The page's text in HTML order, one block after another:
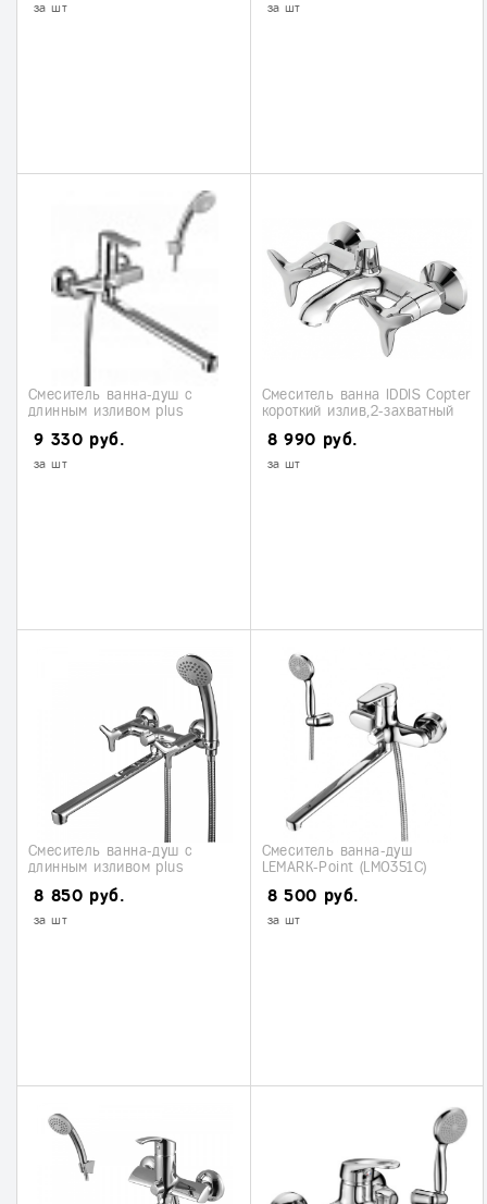
за шт за шт
Смеситель ванна-душ с
длинным изливом plus
LEMARK-GRACE (LM1551С)
9 330 руб.
за шт
Смеситель ванна IDDIS Copter
короткий излив,2-захватный
8 990 руб.
за шт
Смеситель ванна-душ с
длинным изливом plus
LEMARK-SPIRIT (LM1951С)
8 850 руб.
за шт
Смеситель ванна-душ
LEMARK-Point (LM0351С)
8 500 руб.
за шт